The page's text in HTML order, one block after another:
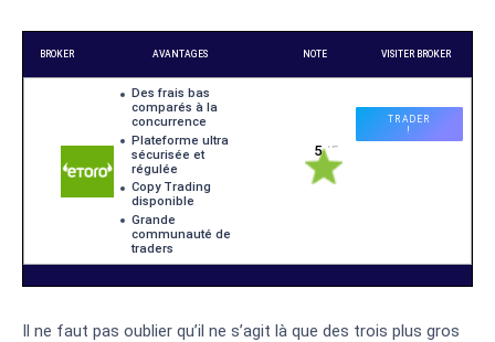
Il ne faut pas oublier qu’il ne s’agit là que des trois plus gros